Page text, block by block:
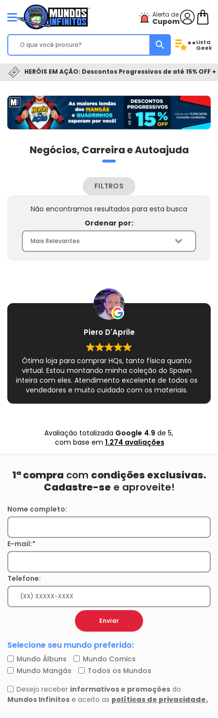
Alerta de
Cupom
**Lista
Geek
HERÓIS EM AÇÃO: Descontos Progressivos de até 15% OFF
Negócios, Carreira e Autoajuda
FILTROS
Não encontramos resultados para esta busca
Ordenar por:
Piero D'Aprile
Ótima loja para comprar HQs, tanto física quanto
virtual. Estou montando minha coleção do Spawn
inteira com eles. Atendimento excelente de todos os
vendedores e muito cuidado com os materiais.
Avaliação totalizada Google 4.9 de 5,
com base em 1.274 avaliações